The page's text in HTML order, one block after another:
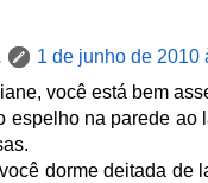
1 de junho de 2010
você está bem
espelho na parede ao
dorme deitada de